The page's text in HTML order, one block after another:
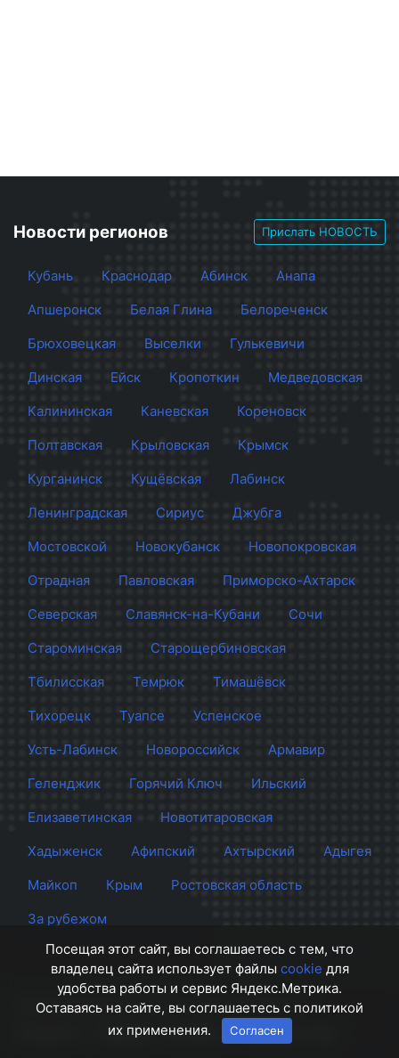
Новости регионов Прислать НОВОСТЬ
Кубань Краснодар Абинск
Анапа
Апшеронск
Белая Глина
Белореченск
Брюховецкая
Выселки
Гулькевичи
Динская
Ейск Кропоткин
Медведовская
Калининская
Каневская
Кореновск
Полтавская
Крыловская
Крымск
Курганинск
Кущёвская
Лабинск
Ленинградская
Сириус
Джубга
Мостовской
Новокубанск
Новопокровская
Отрадная
Павловская
Приморско-Ахтарск
Северская
Славянск-на-Кубани
Сочи
Староминская
Старощербиновская
Тбилисская
Темрюк
Тимашёвск
Тихорецк
Туапсе
Успенское
Усть-Лабинск
Новороссийск
Армавир
Геленджик
Горячий Ключ
Ильский
Елизаветинская
Новотитаровская
Хадыженск
Афипский Ахтырский
Адыгея
Майкоп
Крым
Ростовская область
За рубежом
Сайт Краснодара
© 2012 - 2026 СМИ Кубани
Правила Контакты Напишите нам
Посещая этот сайт, вы соглашаетесь с тем, что
владелец сайта использует файлы cookie для
удобства работы и сервис Яндекс.Метрика.
Оставаясь на сайте, вы соглашаетесь с политикой
их применения.
Согласен